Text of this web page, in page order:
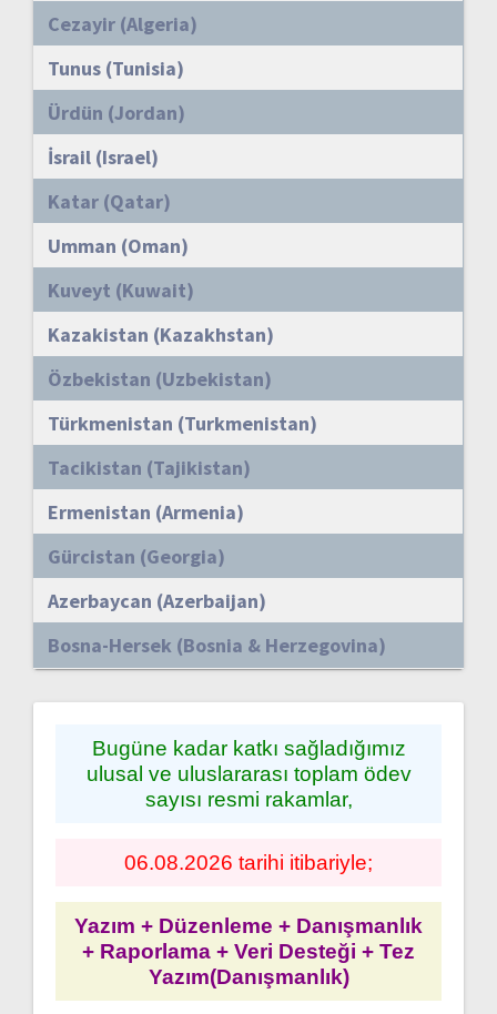
Cezayir (Algeria)
Tunus (Tunisia)
Ürdün (Jordan)
İsrail (Israel)
Katar (Qatar)
Umman (Oman)
Kuveyt (Kuwait)
Kazakistan (Kazakhstan)
Özbekistan (Uzbekistan)
Türkmenistan (Turkmenistan)
Tacikistan (Tajikistan)
Ermenistan (Armenia)
Gürcistan (Georgia)
Azerbaycan (Azerbaijan)
Bosna-Hersek (Bosnia & Herzegovina)
Bugüne kadar katkı sağladığımız
ulusal ve uluslararası toplam ödev
sayısı resmi rakamlar,
06.08.2026 tarihi itibariyle;
Yazım + Düzenleme + Danışmanlık
+ Raporlama + Veri Desteği + Tez
Yazım(Danışmanlık)